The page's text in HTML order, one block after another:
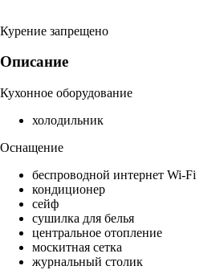
Курение запрещено
Описание
Кухонное оборудование
холодильник
Оснащение
беспроводной интернет Wi-Fi
кондиционер
сейф
сушилка для белья
центральное отопление
москитная сетка
журнальный столик